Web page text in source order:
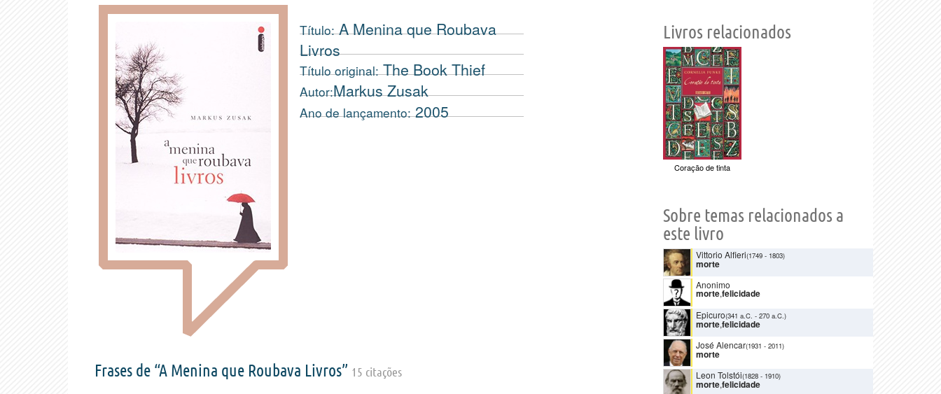
Título:A Menina que Roubava
Livros
Título original:The Book Thief
Autor:Markus Zusak
Ano de lançamento:2005
Frases de “A Menina que Roubava Livros” 15 citações
Livros relacionados
Coração de tinta
Sobre temas relacionados a
este livro
Vittorio Alfieri(1749 - 1803)
morte
Anonimo
morte,felicidade
Epicuro(341 a.C. - 270 a.C.)
morte,felicidade
José Alencar(1931 - 2011)
morte
Leon Tolstói(1828 - 1910)
morte,felicidade